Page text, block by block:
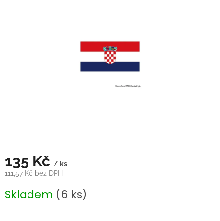
135 Kč / ks
111,57 Kč bez DPH
cena:
Skladem (6 ks)